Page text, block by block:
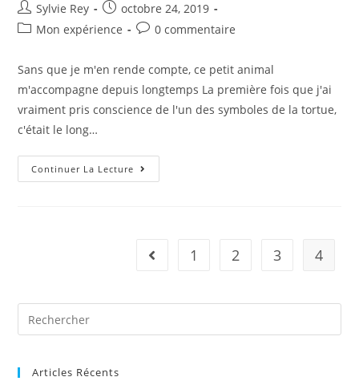
Sylvie Rey
octobre 24, 2019
Mon expérience
0 commentaire
Sans que je m'en rende compte, ce petit animal
m'accompagne depuis longtemps La première fois que j'ai
vraiment pris conscience de l'un des symboles de la tortue,
c'était le long…
Continuer La Lecture
1 2 3 4
Articles Récents